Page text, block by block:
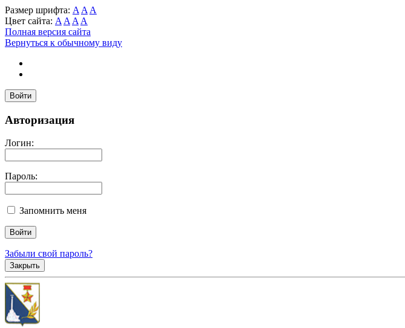
Размер шрифта: A A A
Цвет сайта: A A A A
Полная версия сайта
Вернуться к обычному виду
Войти
Авторизация
Логин:
Пароль:
Запомнить меня
Забыли свой пароль?
Закрыть